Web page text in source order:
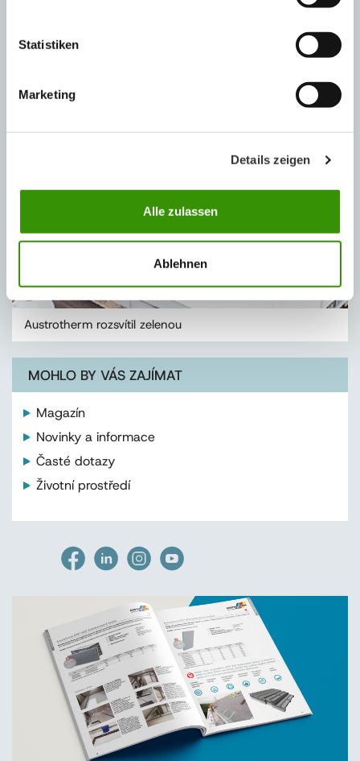
Statistiken
Marketing
Details zeigen
Alle zulassen
Ablehnen
trhy
Austrotherm rozsvítil zelenou
MOHLO BY VÁS ZAJÍMAT
Magazín
Novinky a informace
Časté dotazy
Životní prostředí